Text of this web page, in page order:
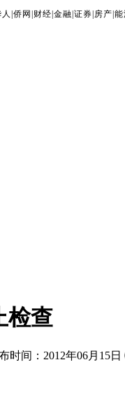
侨网 财经 金融 证券 房产 能
检查
时间：2012年06月15日